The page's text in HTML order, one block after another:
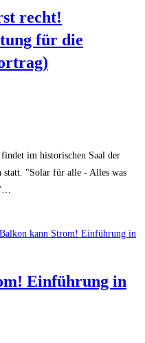
recht!
für die
im historischen Saal der
statt. "Solar für alle - Alles was
Einführung in